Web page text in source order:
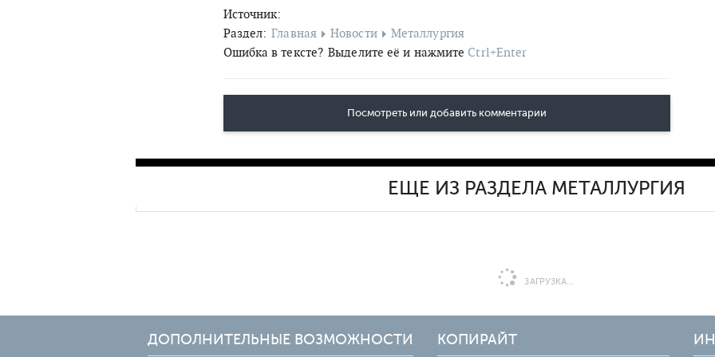
Источник:
Раздел: Главная Новости
Металлургия
Ошибка в тексте? Выделите её и нажмите Ctrl+Enter
Посмотреть или добавить комментарии
ЕЩЕ ИЗ РАЗДЕЛА МЕТАЛЛУРГИЯ
ЗАГРУЗКА...
ДОПОЛНИТЕЛЬНЫЕ ВОЗМОЖНОСТИ КОПИРАЙТ